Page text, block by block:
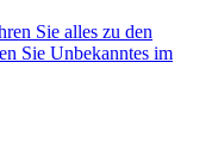
Sie alles zu den
Sie Unbekanntes im